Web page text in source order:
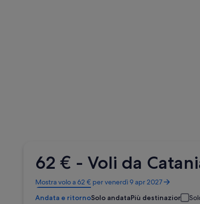
62 € - Voli da
Mostra volo a 62 € per venerdì 9 apr 2027
Apertura
in
un’altra
Andata e ritornoSolo andataPiù destinazioni